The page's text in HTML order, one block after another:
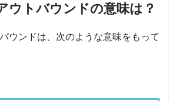
ウトバウンドの意味は？
ウンドは、次のような意味をもって